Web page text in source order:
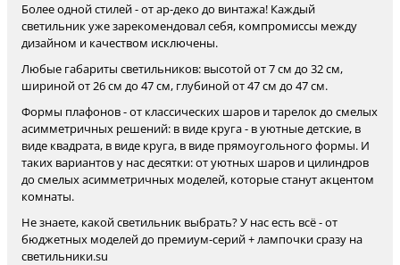
Более одной стилей - от ар-деко до винтажа! Каждый
светильник уже зарекомендовал себя, компромиссы между
дизайном и качеством исключены.
Любые габариты светильников: высотой от 7 см до 32 см,
шириной от 26 см до 47 см, глубиной от 47 см до 47 см.
Формы плафонов - от классических шаров и тарелок до смелых
асимметричных решений: в виде круга - в уютные детские, в
виде квадрата, в виде круга, в виде прямоугольного формы. И
таких вариантов у нас десятки: от уютных шаров и цилиндров
до смелых асимметричных моделей, которые станут акцентом
комнаты.
Не знаете, какой светильник выбрать? У нас есть всё - от
бюджетных моделей до премиум-серий + лампочки сразу на
светильники.su